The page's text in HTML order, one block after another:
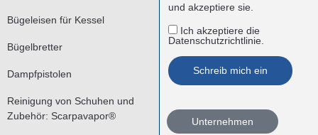
Bügeleisen für Kessel
Bügelbretter
Dampfpistolen
Reinigung von Schuhen und
Zubehör: Scarpavapor®
und akzeptiere sie.
Ich akzeptiere die
Datenschutzrichtlinie.
Unternehmen